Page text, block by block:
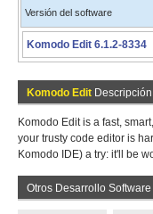
Versión del software
Komodo Edit 6.1.2-8334
Komodo Edit Descripción
Komodo Edit is a fast,
your trusty code editor is
Komodo IDE) a try: it'll be
Otros Desarrollo Software